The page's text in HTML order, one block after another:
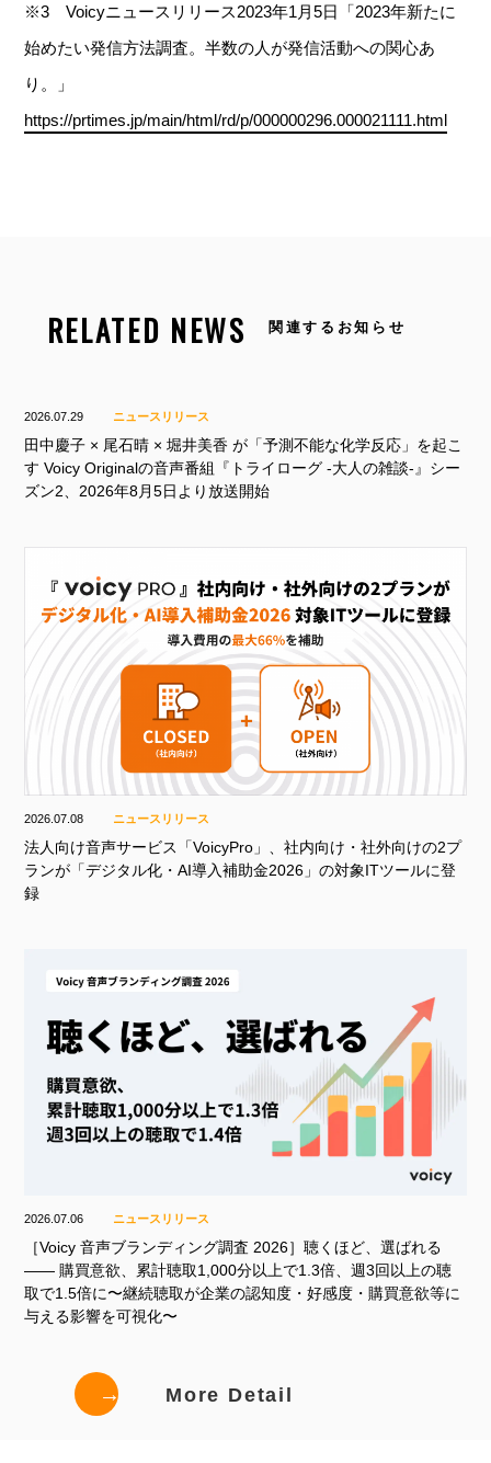
※3 Voicyニュースリリース2023年1月5日「2023年新たに
始めたい発信方法調査。半数の人が発信活動への関心あ
り。」
https://prtimes.jp/main/html/rd/p/000000296.000021111.html
RELATED NEWS 関連するお知らせ
2026.07.29 ニュースリリース
田中慶子 × 尾石晴 × 堀井美香 が「予測不能な化学反応」を起こ
す Voicy Originalの音声番組『トライローグ -大人の雑談-』シー
ズン2、2026年8月5日より放送開始
2026.07.08 ニュースリリース
法人向け音声サービス「VoicyPro」、社内向け・社外向けの2プ
ランが「デジタル化・AI導入補助金2026」の対象ITツールに登
録
2026.07.06 ニュースリリース
［Voicy 音声ブランディング調査 2026］聴くほど、選ばれる
—— 購買意欲、累計聴取1,000分以上で1.3倍、週3回以上の聴
取で1.5倍に〜継続聴取が企業の認知度・好感度・購買意欲等に
与える影響を可視化〜
→ More Detail